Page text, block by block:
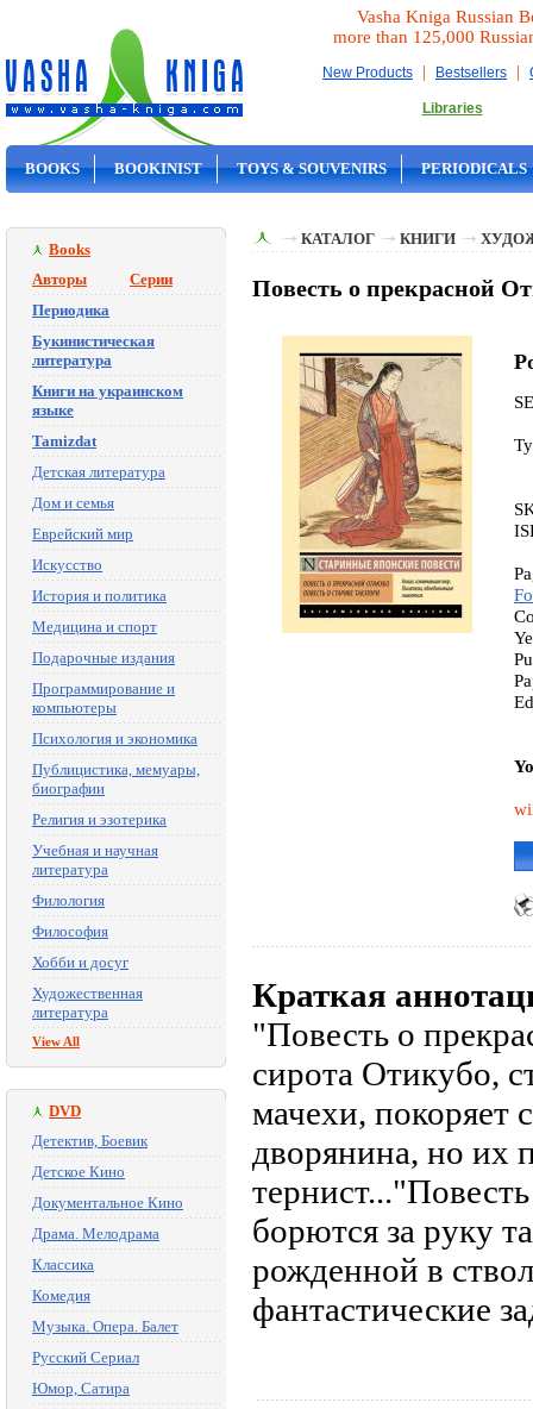
Vasha Kniga Russian
more than 125,000
New Products | Bestsellers |
Libraries
BOOKS BOOKINIST TOYS & SOUVENIRS PERIODICALS
Books
Авторы
Серии
Периодика
Букинистическая
литература
Книги на украинском
языке
Tamizdat
Детская литература
Дом и семья
Еврейский мир
Искусство
История и политика
Медицина и спорт
Подарочные издания
Программирование и
компьютеры
Психология и экономика
Публицистика, мемуары,
биографии
Религия и эзотерика
Учебная и научная
литература
Филология
Философия
Хобби и досуг
Художественная
литература
View All
DVD
Детектив, Боевик
Детское Кино
Документальное Кино
Драма. Мелодрама
Классика
Комедия
Музыка. Опера. Балет
Русский Сериал
Юмор, Сатира
КАТАЛОГ КНИГИ
Повесть о прекрасной
Краткая
"Повесть о
сирота Отикубо,
мачехи, покоряет
дворянина, но их
борются за руку
рожденной в
фантастические